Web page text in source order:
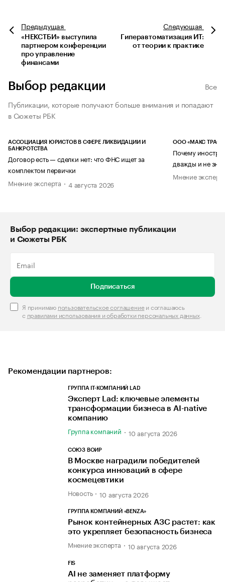
Предыдущая
«НЕКСТБИ» выступила
партнером конференции
про управление
финансами
Следующая
Гиперавтоматизация ИТ:
от теории к практике
Выбор редакции
Все
Публикации, которые получают больше внимания и попадают
в Сюжеты РБК
АССОЦИАЦИЯ ЮРИСТОВ В СФЕРЕ ЛИКВИДАЦИИ И
БАНКРОТСТВА
Договор есть — сделки нет: что ФНС ищет за
комплектом первички
Мнение эксперта
4 августа 2026
ООО «МАКС ТРАСТ»
Почему
дважды и не
Мнение
Выбор редакции: экспертные публикации
и Сюжеты РБК
Подписаться
Я принимаю пользовательское соглашениеи соглашаюсь
с правилами использования и обработки персональных данных.
Рекомендации партнеров:
ГРУППА IT-КОМПАНИЙ LAD
Эксперт Lad: ключевые элементы
трансформации бизнеса в AI-native
компанию
Группа компаний 10 августа 2026
СОЮЗ ВОИР
В Москве наградили победителей
конкурса инноваций в сфере
космецевтики
Новость 10 августа 2026
ГРУППА КОМПАНИЙ «BENZA»
Рынок контейнерных АЗС растет: как
это укрепляет безопасность бизнеса
Мнение эксперта 10 августа 2026
FIS
AI не заменяет платформу